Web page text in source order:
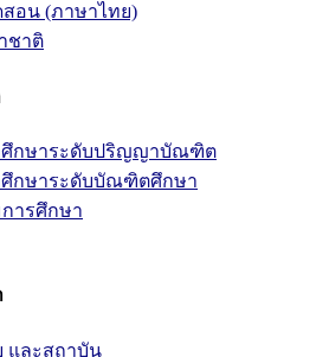
อน (ภาษาไทย)
ชาติ
ศึกษาระดับปริญญาบัณฑิต
ศึกษาระดับบัณฑิตศึกษา
ารศึกษา
และสถาบัน